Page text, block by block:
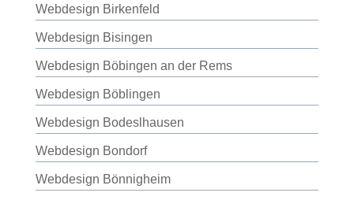
Webdesign Birkenfeld
Webdesign Bisingen
Webdesign Böbingen an der Rems
Webdesign Böblingen
Webdesign Bodeslhausen
Webdesign Bondorf
Webdesign Bönnigheim